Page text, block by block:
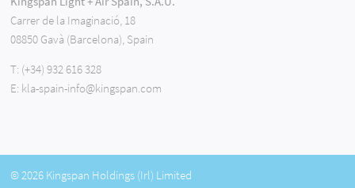
Carrer de la Imaginació, 18
08850 Gavà (Barcelona), Spain
T: (+34) 932 616 328
E: kla-spain-info@kingspan.com
© 2026 Kingspan Holdings (Irl) Limited